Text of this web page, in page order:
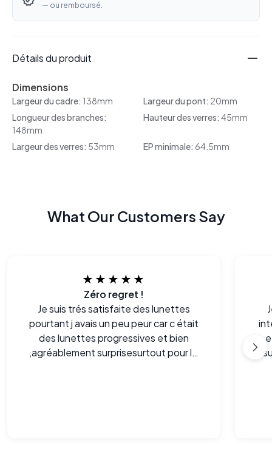
— ou remboursé.
Détails du produit
Dimensions
Largeur du cadre: 138mm Largeur du pont: 20mm
Longueur des branches:
148mm
Hauteur des verres: 45mm
Largeur des verres: 53mm EP minimale: 64.5mm
What Our Customers Say
★★★★★
Zéro regret !
Je suis trés satisfaite des lunettes
pourtant j avais un peu peur car c était
des lunettes progressives et bien
,agréablement surprisesurtout pour le